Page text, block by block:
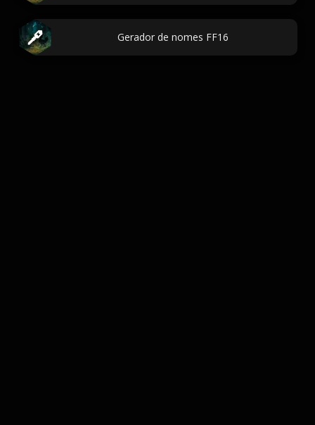
Gerador de nomes FF16